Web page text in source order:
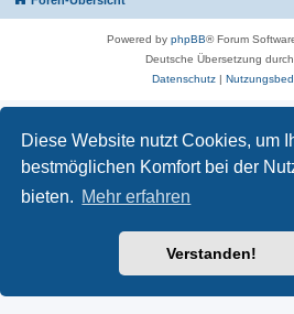
Diese Website nutzt Cookies, um
bestmöglichen Komfort bei der
bieten. Mehr erfahren
Verstanden!
Powered by phpBB® Forum
Deutsche Übersetzung durch
Datenschutz|